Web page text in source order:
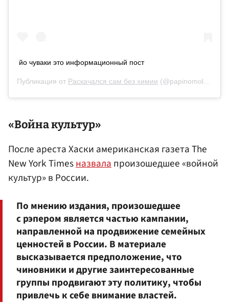
йо чуваки это информационный пост
Публикация от Раскачался сам без химии (@papinomoloko)
«Война культур»
После ареста Хаски американская газета The
New York Timesназвалапроизошедшее «войной
культур» в России.
По мнению издания, произошедшее
с рэпером является частью кампании,
направленной на продвижение семейных
ценностей в России. В материале
высказывается предположение, что
чиновники и другие заинтересованные
группы продвигают эту политику, чтобы
привлечь к себе внимание властей.